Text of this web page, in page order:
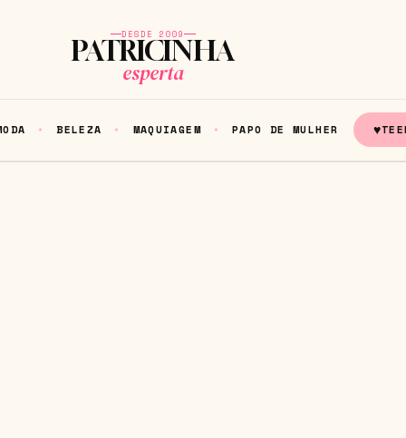
DESDE 2009
PATRICINHA
esperta
BELEZA MAQUIAGEM PAPO DE MULHER ♥